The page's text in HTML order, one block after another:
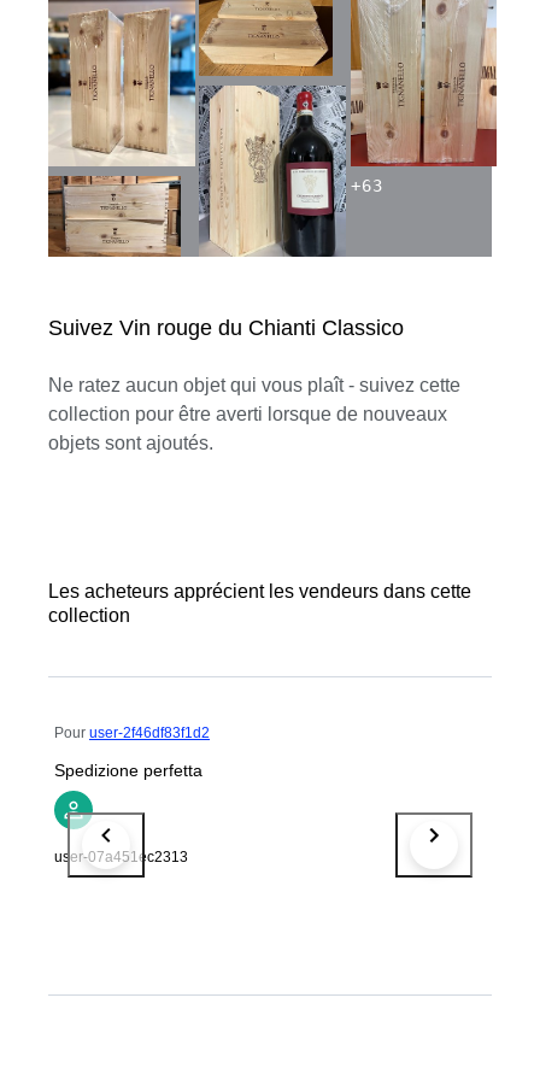
Suivez Vin rouge du Chianti Classico
Ne ratez aucun objet qui vous plaît - suivez cette
collection pour être averti lorsque de nouveaux
objets sont ajoutés.
+63
Les acheteurs apprécient les vendeurs dans cette
collection
Pour user-2f46df83f1d2
Spedizione perfetta
user-07a451ec2313